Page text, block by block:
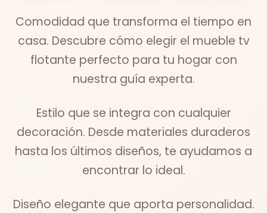
Comodidad que transforma el tiempo en
casa. Descubre cómo elegir el mueble tv
flotante perfecto para tu hogar con
nuestra guía experta.
Estilo que se integra con cualquier
decoración. Desde materiales duraderos
hasta los últimos diseños, te ayudamos a
encontrar lo ideal.
Diseño elegante que aporta personalidad.